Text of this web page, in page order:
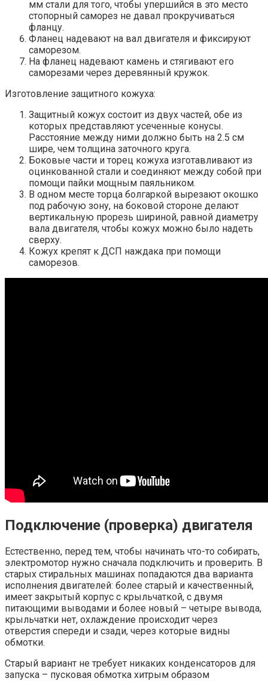
мм стали для того, чтобы упершийся в это место
стопорный саморез не давал прокручиваться
фланцу.
Фланец надевают на вал двигателя и фиксируют
саморезом.
На фланец надевают камень и стягивают его
саморезами через деревянный кружок.
Изготовление защитного кожуха:
Защитный кожух состоит из двух частей, обе из
которых представляют усеченные конусы.
Расстояние между ними должно быть на 2.5 см
шире, чем толщина заточного круга.
Боковые части и торец кожуха изготавливают из
оцинкованной стали и соединяют между собой при
помощи пайки мощным паяльником.
В одном месте торца болгаркой вырезают окошко
под рабочую зону, на боковой стороне делают
вертикальную прорезь шириной, равной диаметру
вала двигателя, чтобы кожух можно было надеть
сверху.
Кожух крепят к ДСП наждака при помощи
саморезов.
Подключение (проверка) двигателя
Естественно, перед тем, чтобы начинать что-то собирать,
электромотор нужно сначала подключить и проверить. В
старых стиральных машинах попадаются два варианта
исполнения двигателей: более старый и качественный,
имеет закрытый корпус с крыльчаткой, с двумя
питающими выводами и более новый – четыре вывода,
крыльчатки нет, охлаждение происходит через
отверстия спереди и сзади, через которые видны
обмотки.
Старый вариант не требует никаких конденсаторов для
запуска – пусковая обмотка хитрым образом